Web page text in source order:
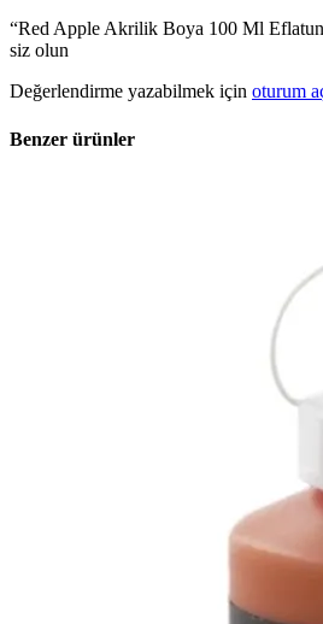
“Red Apple Akrilik Boya 100 Ml
siz olun
Değerlendirme yazabilmek için oturum
Benzer ürünler